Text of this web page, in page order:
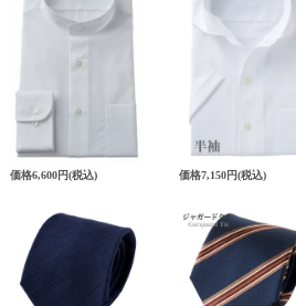
価格6,600円(税込) 価格7,150円(税込)